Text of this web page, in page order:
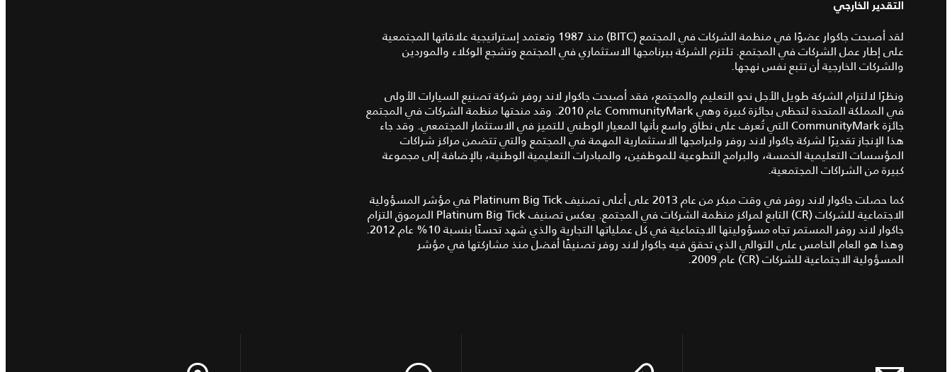
التقدير الخارجي
لقد أصبحت جاكوار عضوًا في منظمة الشركات في المجتمع (BITC) منذ 1987 وتعتمد إستراتيجية علاقاتها المجتمعية
على إطار عمل الشركات في المجتمع. تلتزم الشركة ببرنامجها الاستثماري في المجتمع وتشجع الوكلاء والموردين
والشركات الخارجية أن تتبع نفس نهجها.
ونظرًا لالتزام الشركة طويل الأجل نحو التعليم والمجتمع، فقد أصبحت جاكوار لاند روفر شركة تصنيع السيارات الأولى
في المملكة المتحدة لتحظى بجائزة كبيرة وهي CommunityMark عام 2010. وقد منحتها منظمة الشركات في المجتمع
جائزة CommunityMark التي تُعرف على نطاق واسع بأنها المعيار الوطني للتميز في الاستثمار المجتمعي. وقد جاء
هذا الإنجاز تقديرًا لشركة جاكوار لاند روفر ولبرامجها الاستثمارية المهمة في المجتمع والتي تتضمن مراكز شراكات
المؤسسات التعليمية الخمسة، والبرامج التطوعية للموظفين، والمبادرات التعليمية الوطنية، بالإضافة إلى مجموعة
كبيرة من الشراكات المجتمعية.
كما حصلت جاكوار لاند روفر في وقت مبكر من عام 2013 على أعلى تصنيف Platinum Big Tick في مؤشر المسؤولية
الاجتماعية للشركات (CR) التابع لمراكز منظمة الشركات في المجتمع. يعكس تصنيف Platinum Big Tick المرموق التزام
جاكوار لاند روفر المستمر تجاه مسؤوليتها الاجتماعية في كل عملياتها التجارية والذي شهد تحسنًا بنسبة 10% عام 2012.
وهذا هو العام الخامس على التوالي الذي تحقق فيه جاكوار لاند روفر تصنيفًا أفضل منذ مشاركتها في مؤشر
المسؤولية الاجتماعية للشركات (CR) عام 2009.